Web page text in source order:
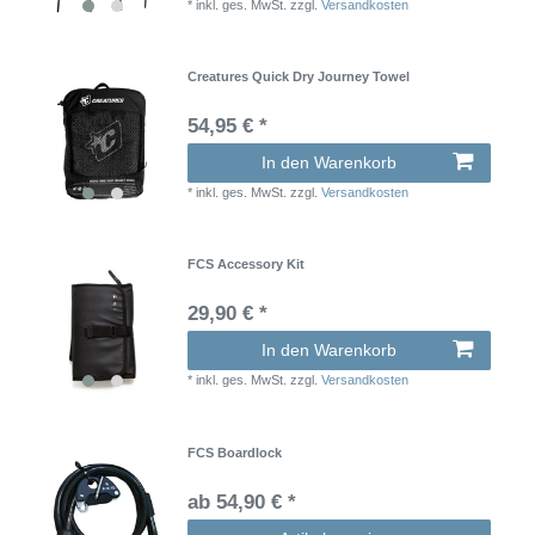
*inkl. ges. MwSt. zzgl.Versandkosten
Creatures Quick Dry Journey Towel
54,95 € *
In den Warenkorb
*inkl. ges. MwSt. zzgl.Versandkosten
FCS Accessory Kit
29,90 € *
In den Warenkorb
*inkl. ges. MwSt. zzgl.Versandkosten
FCS Boardlock
ab 54,90 € *